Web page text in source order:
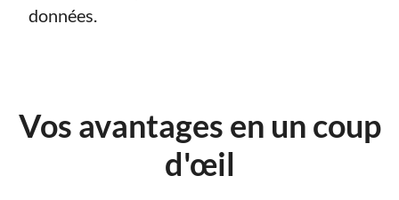
données.
Vos avantages en un coup
d'œil